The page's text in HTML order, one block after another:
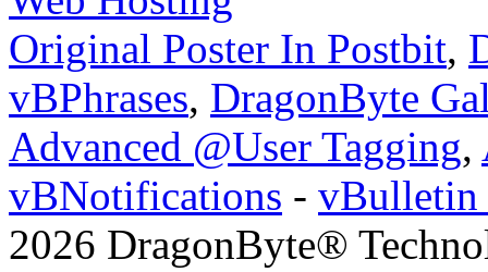
Original Poster In Postbit,
vBPhrases, DragonByte
Advanced @User Tagging,
vBNotifications - vBulletin
2026 DragonByte®